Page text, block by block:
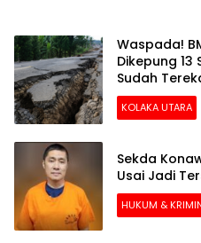
Waspada!
Dikepung 13
Sudah
KOLAKA UTARA
Sekda
Usai Jadi
HUKUM &